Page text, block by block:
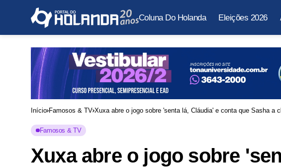
Coluna Do Holanda Eleições 2026
Início Famosos & TV Xuxa abre o jogo sobre 'senta lá, Cláudia' e conta que Sasha a
Famosos & TV
Xuxa abre o jogo sobre